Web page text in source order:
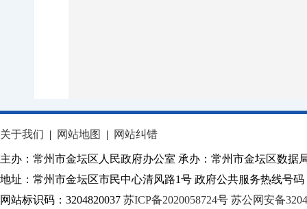
关于我们 | 网站地图 | 网站纠错
主办：常州市金坛区人民政府办公室 承办：常州市金坛区数据
地址：常州市金坛区市民中心清风路1号 政府公共服务热线号码
网站标识码：3204820037 苏ICP备2020058724号 苏公网安备